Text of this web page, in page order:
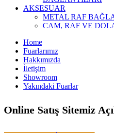
AKSESUAR
METAL RAF
CAM, RAF VE
Home
Fuarlarımız
Hakkımızda
İletişim
Showroom
Yakındaki Fuarlar
Online Satış Sitemiz